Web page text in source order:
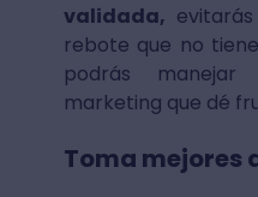
validada,
rebote que no
podrás
marketing que dé
Toma mejores